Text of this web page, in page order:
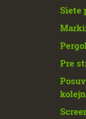
Siete
Pre